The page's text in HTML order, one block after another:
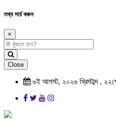
তথ্য সার্চ করুন
×
Close
৬ই আগস্ট, ২০২৬ খ্রিস্টাব্দ , ২২শে